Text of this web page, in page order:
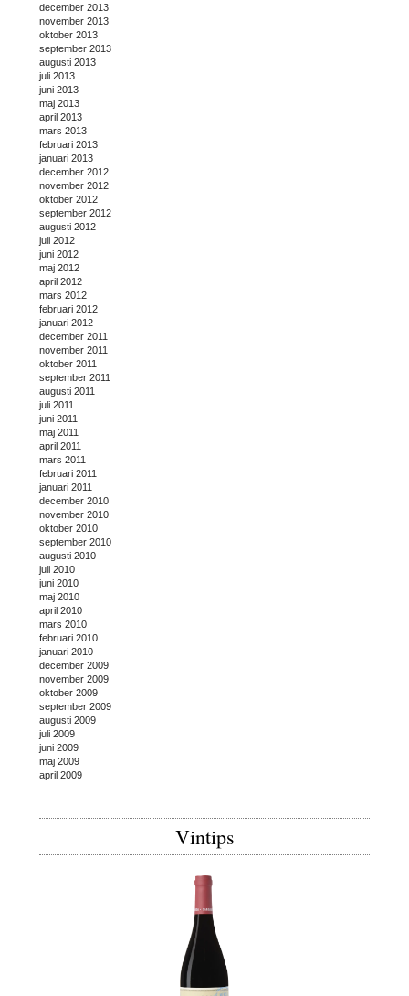
december 2013
november 2013
oktober 2013
september 2013
augusti 2013
juli 2013
juni 2013
maj 2013
april 2013
mars 2013
februari 2013
januari 2013
december 2012
november 2012
oktober 2012
september 2012
augusti 2012
juli 2012
juni 2012
maj 2012
april 2012
mars 2012
februari 2012
januari 2012
december 2011
november 2011
oktober 2011
september 2011
augusti 2011
juli 2011
juni 2011
maj 2011
april 2011
mars 2011
februari 2011
januari 2011
december 2010
november 2010
oktober 2010
september 2010
augusti 2010
juli 2010
juni 2010
maj 2010
april 2010
mars 2010
februari 2010
januari 2010
december 2009
november 2009
oktober 2009
september 2009
augusti 2009
juli 2009
juni 2009
maj 2009
april 2009
Vintips